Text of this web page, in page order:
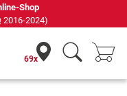
Shop
2016-2024)
69x